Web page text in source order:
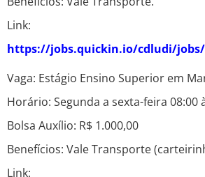
Link:
https://jobs.quickin.io/cdludi/jobs/
Vaga: Estágio Ensino Superior em
Horário: Segunda a sexta-feira 08:00
Bolsa Auxílio: R$ 1.000,00
Benefícios: Vale Transporte
Link: